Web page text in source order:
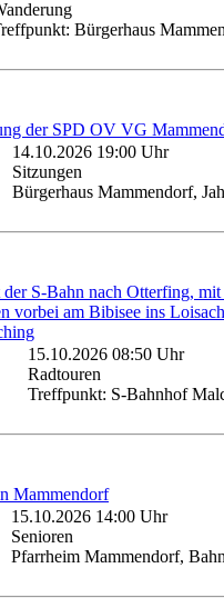
Bürgerhaus
der SPD OV VG
14.10.2026 19:00 Uhr
Sitzungen
Bürgerhaus Mammendorf,
S-Bahn nach Otterfing, mit
vorbei am Bibisee ins
15.10.2026 08:50 Uhr
Radtouren
Treffpunkt: S-Bahnhof
Mammendorf
15.10.2026 14:00 Uhr
Senioren
Pfarrheim Mammendorf,